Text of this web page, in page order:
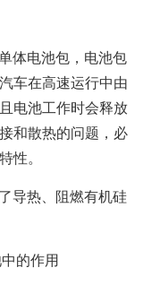
体电池包，电池包
车在高速运行中由
电池工作时会释放
和散热的问题，必
性。
导热、阻燃有机硅
的作用